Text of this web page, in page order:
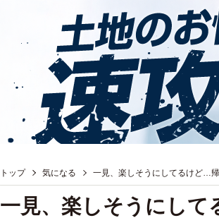
トップ 気になる 一見、楽しそうにしてるけど…
一見、楽しそうにし